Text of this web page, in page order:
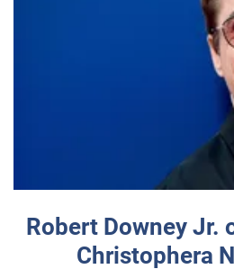
Robert Downey Jr.
Christophera